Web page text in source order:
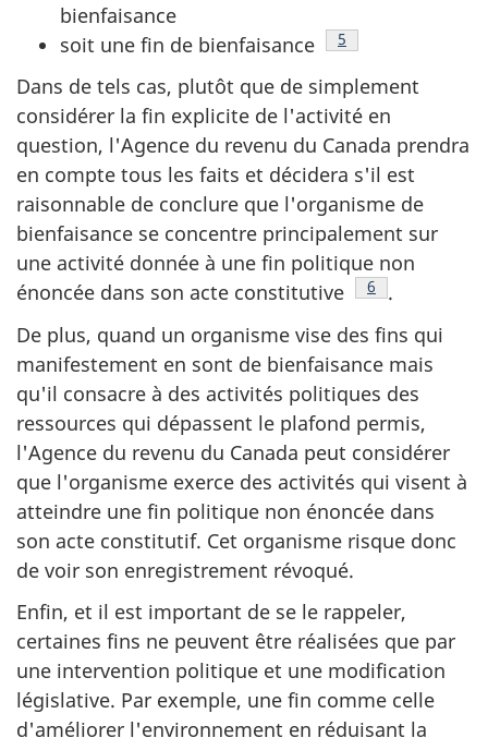
bienfaisance
soit une fin de bienfaisance
Note de bas de
5
Dans de tels cas, plutôt que de simplement
considérer la fin explicite de l'activité en
question, l'Agence du revenu du Canada prendra
en compte tous les faits et décidera s'il est
raisonnable de conclure que l'organisme de
bienfaisance se concentre principalement sur
une activité donnée à une fin politique non
énoncée dans son acte constitutive
Note de bas de
6
.
De plus, quand un organisme vise des fins qui
manifestement en sont de bienfaisance mais
qu'il consacre à des activités politiques des
ressources qui dépassent le plafond permis,
l'Agence du revenu du Canada peut considérer
que l'organisme exerce des activités qui visent à
atteindre une fin politique non énoncée dans
son acte constitutif. Cet organisme risque donc
de voir son enregistrement révoqué.
Enfin, et il est important de se le rappeler,
certaines fins ne peuvent être réalisées que par
une intervention politique et une modification
législative. Par exemple, une fin comme celle
d'améliorer l'environnement en réduisant la